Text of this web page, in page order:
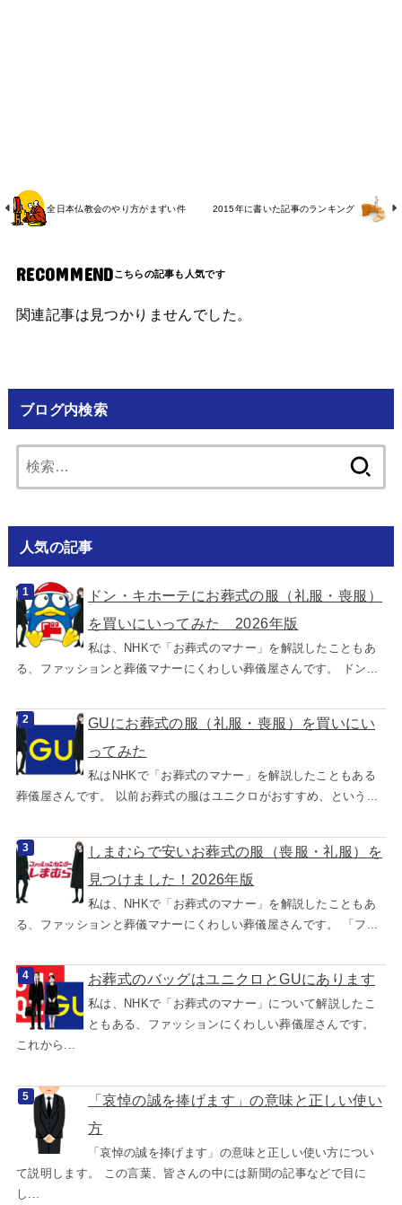
全日本仏教会のやり方がまずい件 2015年に書いた記事のランキング
RECOMMEND
関連記事は見つかりませんでした。
ブログ内検索
索:
人気の記事
ドン・キホーテにお葬式の服（礼服・喪服）
を買いにいってみた 2026年版
私は、NHKで「お葬式のマナー」を解説したこともあ
る、ファッションと葬儀マナーにくわしい葬儀屋さんです。 ドン...
GUにお葬式の服（礼服・喪服）を買いにい
ってみた
私はNHKで「お葬式のマナー」を解説したこともある
葬儀屋さんです。 以前お葬式の服はユニクロがおすすめ、という...
しまむらで安いお葬式の服（喪服・礼服）を
見つけました！2026年版
私は、NHKで「お葬式のマナー」を解説したこともあ
る、ファッションと葬儀マナーにくわしい葬儀屋さんです。 「フ...
お葬式のバッグはユニクロとGUにあります
私は、NHKで「お葬式のマナー」について解説したこ
ともある、ファッションにくわしい葬儀屋さんです。
これから...
「哀悼の誠を捧げます」の意味と正しい使い
方
「哀悼の誠を捧げます」の意味と正しい使い方につい
て説明します。 この言葉、皆さんの中には新聞の記事などで目に
し...